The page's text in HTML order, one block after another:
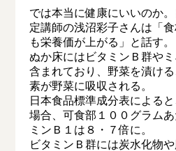
では本当に健康にいいのか
定講師の浅沼彩子さんは「
も栄養価が上がる」と話す。
ぬか床にはビタミンＢ群や
含まれており、野菜を漬け
素が野菜に吸収される。
日本食品標準成分表による
場合、可食部１００グラム
ミンＢ１は８・７倍に。
ビタミンＢ群には炭水化物